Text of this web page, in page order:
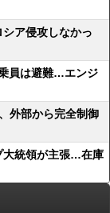
ア侵攻しなかっ
員は避難…エンジ
外部から完全制御
大統領が主張…在庫